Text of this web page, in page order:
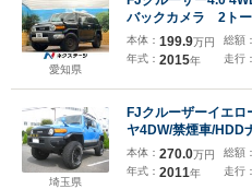
愛知県
バックカメラ 2ト
キーレス
置 ステアリングス
本体： 199.9万円
年式： 2015年
総額：
走行：
埼玉県
FJクルーザーイエロ
ヤ4DW/禁煙車/HDD
ドカメラ/ドライブレ
本体： 270.0万円
年式： 2011年
総額：
走行：